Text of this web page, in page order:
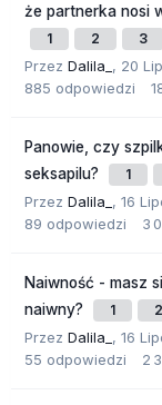
że partnerka nosi
1 2 3
Przez Dalila_ , 20
885 odpowiedzi
Panowie, czy
seksapilu?
1
Przez Dalila_ , 16
89 odpowiedzi 3
Naiwność - masz
naiwny?
1 2
Przez Dalila_ , 16
55 odpowiedzi 2